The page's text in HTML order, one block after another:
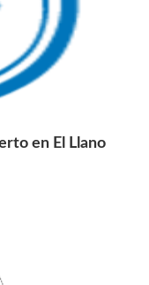
en El Llano